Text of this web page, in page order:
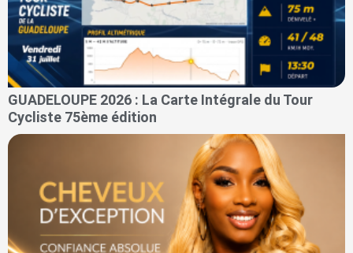
GUADELOUPE 2026 : La Carte Intégrale du Tour
Cycliste 75ème édition